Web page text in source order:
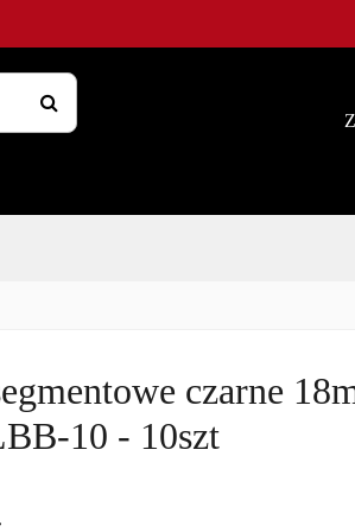
czarne
10 - 10szt